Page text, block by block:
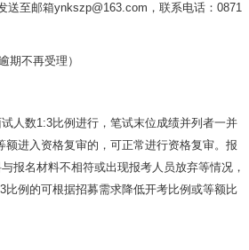
送至邮箱ynkszp@163.com，联系电话：0871
不再受理）
人数1:3比例进行，笔试末位成绩并列者一并
进入资格复审的，可正常进行资格复审。报
报名材料不相符或出现报考人员放弃等情况，
例的可根据招募需求降低开考比例或等额比